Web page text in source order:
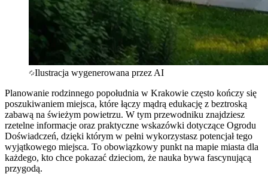
Ilustracja wygenerowana przez AI
Planowanie rodzinnego popołudnia w Krakowie często kończy się
poszukiwaniem miejsca, które łączy mądrą edukację z beztroską
zabawą na świeżym powietrzu. W tym przewodniku znajdziesz
rzetelne informacje oraz praktyczne wskazówki dotyczące Ogrodu
Doświadczeń, dzięki którym w pełni wykorzystasz potencjał tego
wyjątkowego miejsca. To obowiązkowy punkt na mapie miasta dla
każdego, kto chce pokazać dzieciom, że nauka bywa fascynującą
przygodą.